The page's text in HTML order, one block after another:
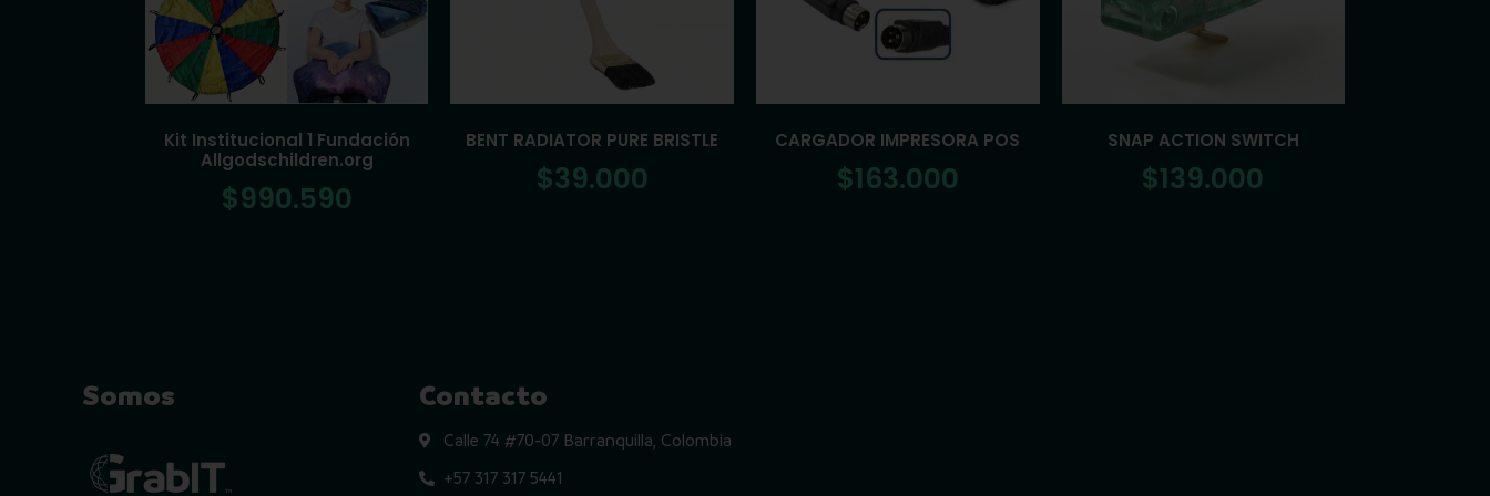
Kit Institucional 1 Fundación
Allgodschildren.org
$990.590
BENT RADIATOR PURE BRISTLE
$39.000
CARGADOR IMPRESORA POS
$163.000
SNAP ACTION SWITCH
$139.000
Somos Contacto
Calle 74 #70-07 Barranquilla, Colombia
+57 317 317 5441